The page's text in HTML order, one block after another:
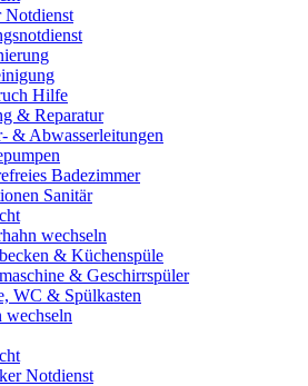
Notdienst
Hilfe
& Reparatur
& Abwasserleitungen
Badezimmer
Sanitär
wechseln
& Küchenspüle
& Geschirrspüler
WC & Spülkasten
wechseln
Notdienst